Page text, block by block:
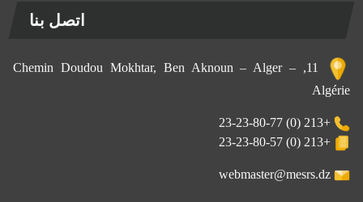
اتصل بنا
11, Chemin Doudou Mokhtar, Ben Aknoun – Alger –
Algérie
+213 (0) 23-23-80-77
+213 (0) 23-23-80-57
webmaster@mesrs.dz